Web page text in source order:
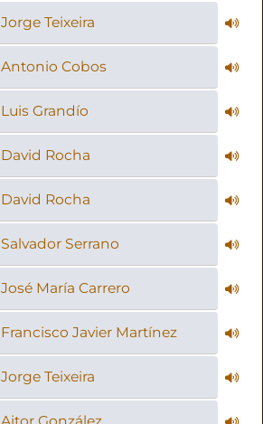
Jorge Teixeira
Antonio Cobos
Luis Grandío
David Rocha
David Rocha
Salvador Serrano
José María Carrero
Francisco Javier Martínez
Jorge Teixeira